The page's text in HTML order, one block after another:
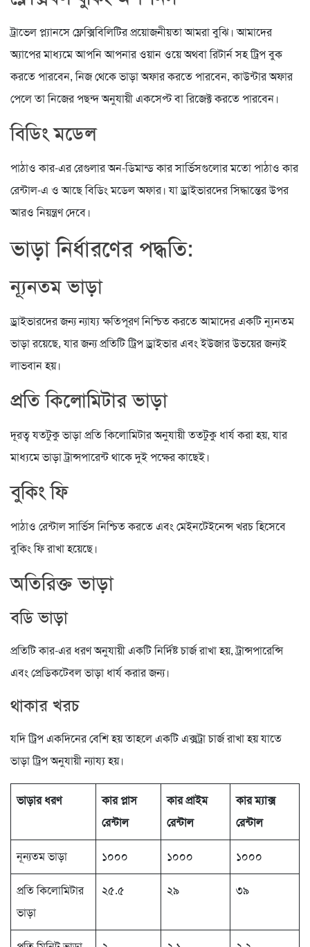
ট্রাভেল প্ল্যানসে ফ্লেক্সিবিলিটির প্রয়োজনীয়তা আমরা বুঝি। আমাদের
অ্যাপের মাধ্যমে আপনি আপনার ওয়ান ওয়ে অথবা রিটার্ন সহ ট্রিপ বুক
করতে পারবেন, নিজ থেকে ভাড়া অফার করতে পারবেন, কাউন্টার অফার
পেলে তা নিজের পছন্দ অনুযায়ী একসেপ্ট বা রিজেক্ট করতে পারবেন।
বিডিং মডেল
পাঠাও কার-এর রেগুলার অন-ডিমান্ড কার সার্ভিসগুলোর মতো পাঠাও কার
রেন্টাল-এ ও আছে বিডিং মডেল অফার। যা ড্রাইভারদের সিদ্ধান্তের উপর
আরও নিয়ন্ত্রণ দেবে।
ভাড়া নির্ধারণের পদ্ধতি:
ন্যূনতম ভাড়া
ড্রাইভারদের জন্য ন্যায্য ক্ষতিপূরণ নিশ্চিত করতে আমাদের একটি ন্যূনতম
ভাড়া রয়েছে, যার জন্য প্রতিটি ট্রিপ ড্রাইভার এবং ইউজার উভয়ের জন্যই
লাভবান হয়।
প্রতি কিলোমিটার ভাড়া
দূরত্ব যতটুকু ভাড়া প্রতি কিলোমিটার অনুযায়ী ততটুকু ধার্য করা হয়, যার
মাধ্যমে ভাড়া ট্রান্সপারেন্ট থাকে দুই পক্ষের কাছেই।
বুকিং ফি
পাঠাও রেন্টাল সার্ভিস নিশ্চিত করতে এবং মেইনটেইনেন্স খরচ হিসেবে
বুকিং ফি রাখা হয়েছে।
অতিরিক্ত ভাড়া
বডি ভাড়া
প্রতিটি কার-এর ধরণ অনুযায়ী একটি নির্দিষ্ট চার্জ রাখা হয়, ট্রান্সপারেন্সি
এবং প্রেডিকটেবল ভাড়া ধার্য করার জন্য।
থাকার খরচ
যদি ট্রিপ একদিনের বেশি হয় তাহলে একটি এক্সট্রা চার্জ রাখা হয় যাতে
ভাড়া ট্রিপ অনুযায়ী ন্যায্য হয়।
ভাড়ার ধরণ
কার প্লাস
রেন্টাল
কার প্রাইম
রেন্টাল
কার ম্যাক্স
রেন্টাল
নূন্যতম ভাড়া ১০০০ ১০০০ ১০০০
প্রতি কিলোমিটার
ভাড়া
২৫.৫ ২৯ ৩৯